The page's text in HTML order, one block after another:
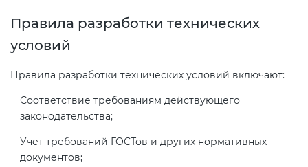
Правила разработки технических
условий
Правила разработки технических условий включают:
Соответствие требованиям действующего
законодательства;
Учет требований ГОСТов и других нормативных
документов;